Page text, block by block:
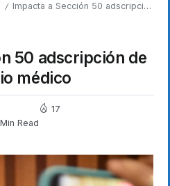
/ Impacta a Sección 50 adscripción de cónyuge a servicio médico
50 adscripción de
médico
Read
17